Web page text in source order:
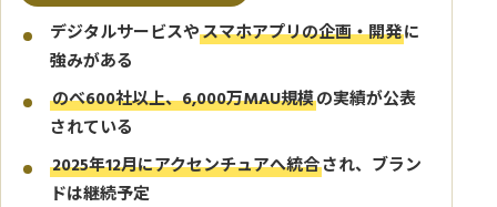
デジタルサービスやスマホアプリの企画・開発に
強みがある
のべ600社以上、6,000万MAU規模の実績が公表
されている
2025年12月にアクセンチュアへ統合され、ブラン
ドは継続予定